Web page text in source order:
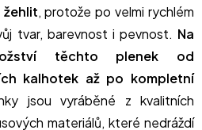
žehlit, protože po velmi rychlém
tvar, barevnost i pevnost. Na
těchto plenek od
kalhotek až po kompletní
jsou vyráběné z kvalitních
materiálů, které nedráždí